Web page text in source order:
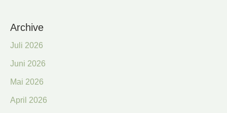
Archive
Juli 2026
Juni 2026
Mai 2026
April 2026